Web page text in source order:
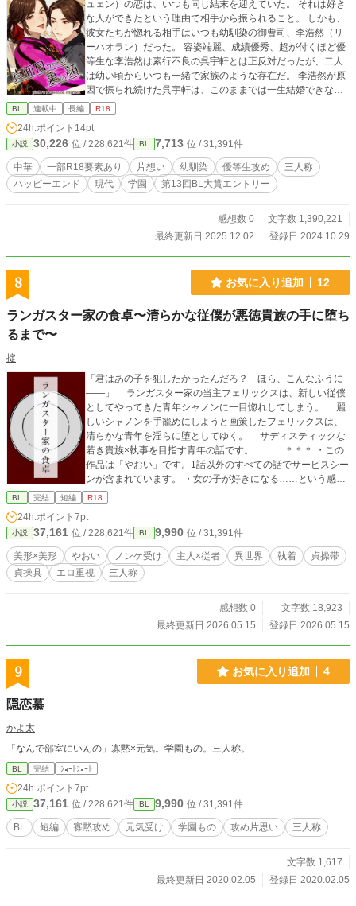
ュェン）の恋は、いつも同じ結末を迎えていた。 それは好き
な人ができたという理由で相手から振られること。 しかも、
彼女たちが惚れる相手はいつも幼馴染の御曹司、李浩然（リ
ーハオラン）だった。 容姿端麗、成績優秀、超が付くほど優
等生な李浩然は素行不良の呉宇軒とは正反対だったが、二人
は幼い頃からいつも一緒で家族のような存在だ。 李浩然が原
因で振られ続けた呉宇軒は、このままでは一生結婚できない
と心機一転、地元を離れて遠くの大学へ進学する。 ところ
またもや李浩然と同じ学校に通うことになってしまった。 過
去の恋愛のトラウマを再び思い出す呉宇軒だが、向こうに恋
人ができれば安心だと恋に消極的な李浩然の恋愛指南を買っ
て出ることに。 ところが呉宇軒の計画は思わぬ方向へ転がり
始め──。 ふわっとした中華風学園BLです。読み仮名などが
タイトルに※を付ける予定でいます。 登場人物の名前全てに
ルビ付けたら文字数が多くなってしまいました。実際の文字
BL 連載中 長編 R18
24h.ポイント 14pt
小説 30,226 位 / 228,621件 BL 7,713 位 / 31,391件
中華 一部R18要素あり 片想い 幼馴染 優等生攻め
三人称
ハッピーエンド
現代 学園 第13回BL大賞エントリー
感想数 0
文字数 1,390,221
最終更新日 2025.12.02
登録日 2024.10.29
8 お気に入り追加 12
ランガスター家の食卓〜清らかな従僕が悪徳貴族の手に堕ち
るまで〜
掟
「君はあの子を犯したかったんだろ？ ほら、こんなふうに
——」 ランガスター家の当主フェリックスは、新しい従僕
としてやってきた青年シャノンに一目惚れしてしまう。 麗
しいシャノンを手籠めにしようと画策したフェリックスは、
清らかな青年を淫らに堕としてゆく。 サディスティックな
若き貴族×執事を目指す青年の話です。 ＊＊＊ ・この
作品は「やおい」です。1話以外のすべての話でサービスシー
ンが含まれています。 ・女の子が好きになる……という感じ
の描写も少しだけあります。結ばれることもありませんし、
さい
BL 完結 短編 R18
24h.ポイント 7pt
小説 37,161 位 / 228,621件 BL 9,990 位 / 31,391件
美形×美形 やおい ノンケ受け 主人×従者 異世界 執着
貞操帯
貞操具
エロ重視 三人称
感想数 0
文字数 18,923
最終更新日 2026.05.15
登録日 2026.05.15
9 お気に入り追加 4
隠恋慕
かよ太
「なんで部室にいんの」寡黙×元気。学園もの。三人称。
BL 完結 ｼｮｰﾄｼｮｰﾄ
24h.ポイント 7pt
小説 37,161 位 / 228,621件 BL 9,990 位 / 31,391件
BL 短編 寡黙攻め 元気受け 学園もの 攻め片思い 三人称
文字数 1,617
最終更新日 2020.02.05
登録日 2020.02.05